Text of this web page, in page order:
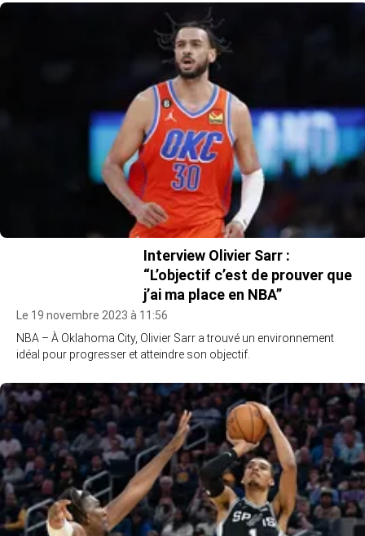
Interview Olivier Sarr :
“L’objectif c’est de prouver que
j’ai ma place en NBA”
Le 19 novembre 2023 à 11:56
NBA – À Oklahoma City, Olivier Sarr a trouvé un environnement
idéal pour progresser et atteindre son objectif.